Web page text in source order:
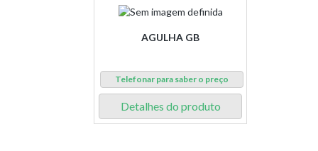
AGULHA GB
Telefonar para saber o preço
Detalhes do produto